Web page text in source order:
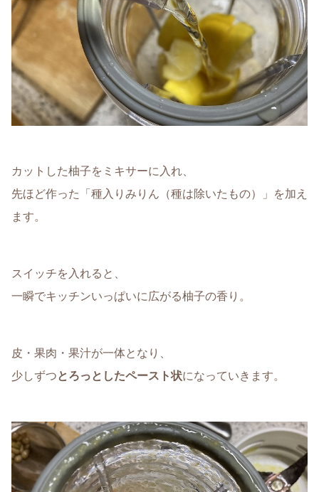
カットした柚子をミキサーに入れ、
先ほど作った「種入りみりん（種は除いたもの）」を加え
ます。
スイッチを入れると、
一瞬でキッチンいっぱいに広がる柚子の香り。
皮・果肉・果汁が一体となり、
少しずつとろっとしたペースト状になっていきます。